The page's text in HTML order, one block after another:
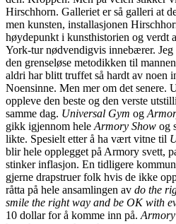
Hirschhorn. Galleriet er så galleri at
men kunsten, installasjonen
høydepunkt i kunsthistorien og verdt
York-tur nødvendigvis innebærer. Jeg
den grenseløse metodikken til
aldri har blitt truffet så hardt av noen
Noensinne. Men mer om det senere.
oppleve den beste og den verste
samme dag. Universal Gym og
gikk igjennom hele Armory Show og
likte. Spesielt etter å ha vært vitne til
blir hele opplegget på Armory svett,
stinker inflasjon. En tidligere
gjerne drapstruer folk hvis de ikke
råtta på hele ansamlingen av do the
smile the right way and be OK with
10 dollar for å komme inn på.